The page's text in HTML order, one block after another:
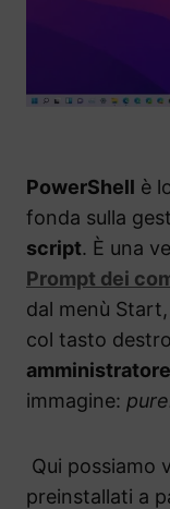
PowerShell è
fonda sulla
script. È una
Prompt dei
dal menù
col tasto
amministratore
immagine:
Qui possiamo
preinstallati a